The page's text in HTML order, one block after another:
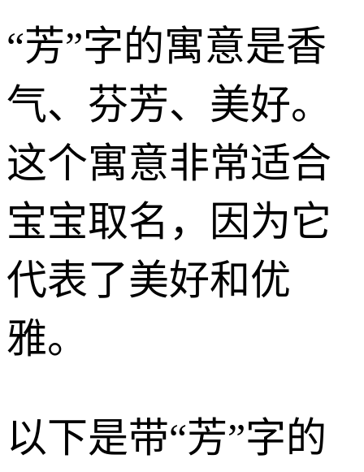
“芳”字的寓意是香
气、芬芳、美好。
这个寓意非常适合
宝宝取名，因为它
代表了美好和优
雅。
以下是带“芳”字的